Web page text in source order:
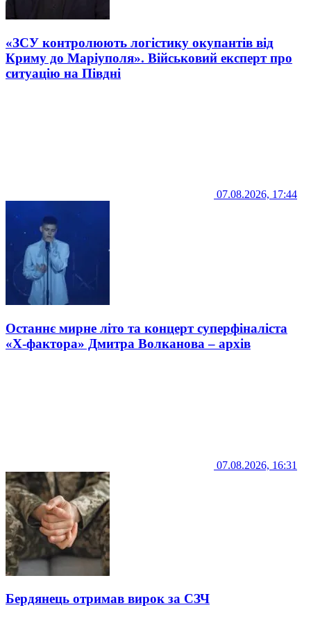
«ЗСУ контролюють логістику окупантів від
Криму до Маріуполя». Військовий експерт про
ситуацію на Півдні
07.08.2026, 17:44
Останнє мирне літо та концерт суперфіналіста
«Х-фактора» Дмитра Волканова – архів
07.08.2026, 16:31
Бердянець отримав вирок за СЗЧ